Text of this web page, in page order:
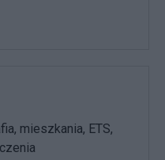
mieszkania, ETS,